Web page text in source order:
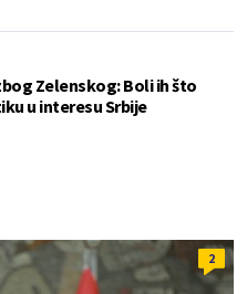
Zelenskog: Boli ih što
u interesu Srbije
2